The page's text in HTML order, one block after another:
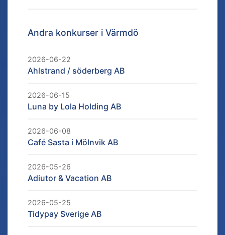
Andra konkurser i Värmdö
2026-06-22
Ahlstrand / söderberg AB
2026-06-15
Luna by Lola Holding AB
2026-06-08
Café Sasta i Mölnvik AB
2026-05-26
Adiutor & Vacation AB
2026-05-25
Tidypay Sverige AB